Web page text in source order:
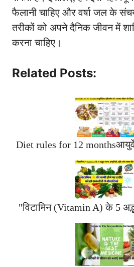
फैलानी चाहिए और वर्षा जल के
तरीकों को अपने दैनिक जीवन में
करना चाहिए।
Related Posts:
Diet rules for 12
"विटामिन (Vitamin A) के 5